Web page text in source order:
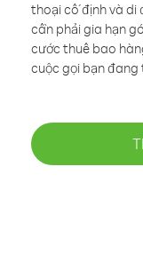
thoại cố định và di
cần phải gia hạn
cước thuê bao
cuộc gọi bạn đang